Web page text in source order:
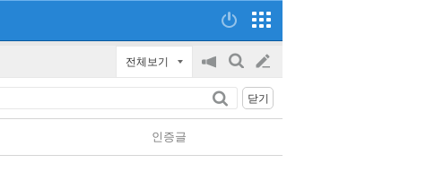
전체보기
공
지
on/off
검
글
쓰
닫기
인증글